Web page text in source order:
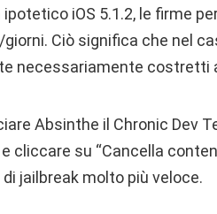
iOS 5.1.2, le firme
giorni. Ciò significa che nel
necessariamente costretti
Absinthe il Chronic Dev
cliccare su “Cancella
di jailbreak molto più veloce.